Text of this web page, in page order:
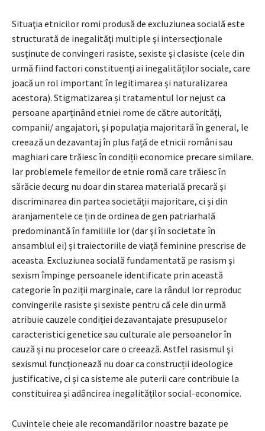
Situaţia etnicilor romi produsă de excluziunea socială este
structurată de inegalităţi multiple şi intersecţionale
susţinute de convingeri rasiste, sexiste şi clasiste (cele din
urmă fiind factori constituenți ai inegalităților sociale, care
joacă un rol important în legitimarea și naturalizarea
acestora). Stigmatizarea și tratamentul lor nejust ca
persoane aparținând etniei rome de către autorități,
companii/ angajatori, și populația majoritară în general, le
creează un dezavantaj în plus față de etnicii români sau
maghiari care trăiesc în condiții economice precare similare.
Iar problemele femeilor de etnie romă care trăiesc în
sărăcie decurg nu doar din starea materială precară și
discriminarea din partea societății majoritare, ci și din
aranjamentele ce țin de ordinea de gen patriarhală
predominantă în familiile lor (dar şi în societate în
ansamblul ei) și traiectoriile de viață feminine prescrise de
aceasta. Excluziunea socială fundamentată pe rasism şi
sexism împinge persoanele identificate prin această
categorie în poziții marginale, care la rândul lor reproduc
convingerile rasiste şi sexiste pentru că cele din urmă
atribuie cauzele condiției dezavantajate presupuselor
caracteristici genetice sau culturale ale persoanelor în
cauză și nu proceselor care o creează. Astfel rasismul şi
sexismul funcționează nu doar ca construcții ideologice
justificative, ci și ca sisteme ale puterii care contribuie la
constituirea și adâncirea inegalităților social-economice.
Cuvintele cheie ale recomandărilor noastre bazate pe